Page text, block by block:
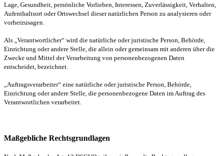
Lage, Gesundheit, persönliche Vorlieben, Interessen, Zuverlässigkeit, Verhalten,
Aufenthaltsort oder Ortswechsel dieser natürlichen Person zu analysieren oder
vorherzusagen.
Als „Verantwortlicher“ wird die natürliche oder juristische Person, Behörde,
Einrichtung oder andere Stelle, die allein oder gemeinsam mit anderen über die
Zwecke und Mittel der Verarbeitung von personenbezogenen Daten
entscheidet, bezeichnet.
„Auftragsverarbeiter“ eine natürliche oder juristische Person, Behörde,
Einrichtung oder andere Stelle, die personenbezogene Daten im Auftrag des
Verantwortlichen verarbeitet.
Maßgebliche Rechtsgrundlagen